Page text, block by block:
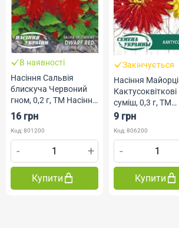
В наявності
Насіння Сальвія
блискуча Червоний
гном, 0,2 г, ТМ Насіння
України
16 грн
Код: 801200
- +
Купити
Закінчується
Насіння Майорці
Кактусоквіткові
суміш, 0,3 г, ТМ
Насіння України
9 грн
Код: 806200
-
Купити